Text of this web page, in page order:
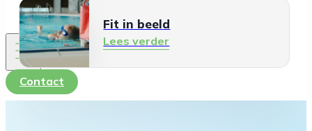
Fit in beeld
Lees verder
Contact